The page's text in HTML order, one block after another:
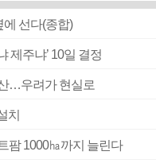
선다(종합)
제주냐’ 10일 결정
…우려가 현실로
치
팜 1000㏊까지 늘린다